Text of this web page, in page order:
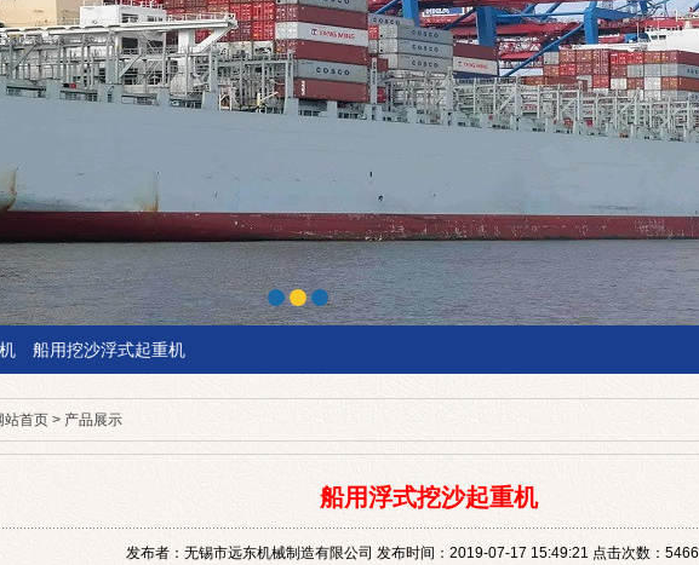
船用挖沙浮式起重机
站首页 > 产品展示
船用浮式挖沙起重机
发布者：无锡市远东机械制造有限公司 发布时间：2019-07-17 15:49:21 点击次数：5466